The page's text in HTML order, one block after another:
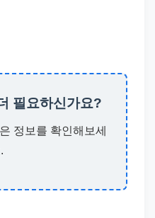
필요하신가요?
정보를 확인해보세